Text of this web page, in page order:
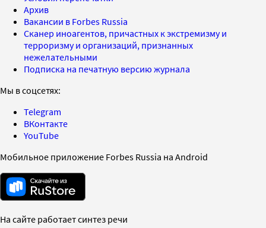
Архив
Вакансии в Forbes Russia
Сканер иноагентов, причастных к экстремизму и
терроризму и организаций, признанных
нежелательными
Подписка на печатную версию журнала
Мы в соцсетях:
Telegram
ВКонтакте
YouTube
Мобильное приложение Forbes Russia на Android
На сайте работает синтез речи